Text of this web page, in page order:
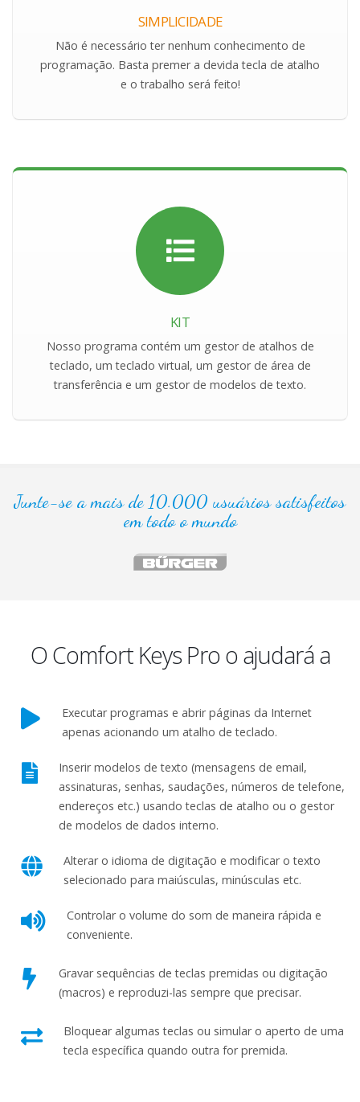
SIMPLICIDADE
Não é necessário ter nenhum conhecimento de
programação. Basta premer a devida tecla de atalho
e o trabalho será feito!
KIT
Nosso programa contém um gestor de atalhos de
teclado, um teclado virtual, um gestor de área de
transferência e um gestor de modelos de texto.
Junte-se a mais de 10.000 usuários satisfeitos
em todo o mundo
O Comfort Keys Pro o ajudará a
Executar programas e abrir páginas da Internet
apenas acionando um atalho de teclado.
Inserir modelos de texto (mensagens de email,
assinaturas, senhas, saudações, números de telefone,
endereços etc.) usando teclas de atalho ou o gestor
de modelos de dados interno.
Alterar o idioma de digitação e modificar o texto
selecionado para maiúsculas, minúsculas etc.
Controlar o volume do som de maneira rápida e
conveniente.
Gravar sequências de teclas premidas ou digitação
(macros) e reproduzi-las sempre que precisar.
Bloquear algumas teclas ou simular o aperto de uma
tecla específica quando outra for premida.